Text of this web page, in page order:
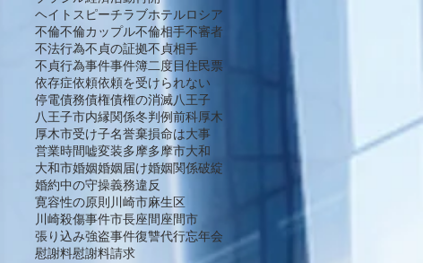
ヘイトスピーチラブホテルロシア
不倫不倫カップル不倫相手不審者
不法行為不貞の証拠不貞相手
不貞行為事件事件簿二度目住民票
依存症依頼依頼を受けられない
停電債務債権債権の消滅八王子
八王子市内縁関係冬判例前科厚木
厚木市受け子名誉棄損命は大事
営業時間嘘変装多摩多摩市大和
大和市婚姻婚姻届け婚姻関係破綻
婚約中の守操義務違反
寛容性の原則 川崎市麻生区
川崎殺傷事件市長座間座間市
張り込み強盗事件復讐代行忘年会
慰謝料慰謝料請求